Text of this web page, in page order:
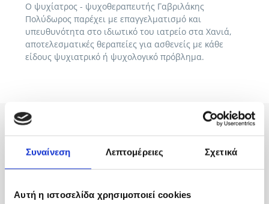
Συναίνεση Λεπτομέρειες Σχετικά
Αυτή η ιστοσελίδα χρησιμοποιεί cookies
Ο ψυχίατρος - ψυχοθεραπευτής Γαβριλάκης
Πολύδωρος παρέχει με επαγγελματισμό και
υπευθυνότητα στο ιδιωτικό του ιατρείο στα Χανιά,
αποτελεσματικές θεραπείες για ασθενείς με κάθε
είδους ψυχιατρικό ή ψυχολογικό πρόβλημα.
Ειδικότερα, αντιμετωπίζει ασθενείς με προβλήματα
όπως:
Προβλήματα Εξαρτήσεων (ουσίες, αλκοόλ, τυχερά
Κατάθλιψη